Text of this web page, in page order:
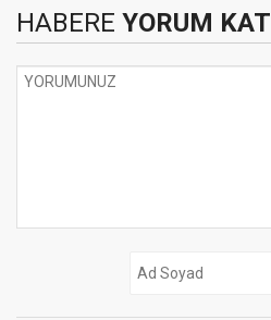
HABERE YORUM KAT